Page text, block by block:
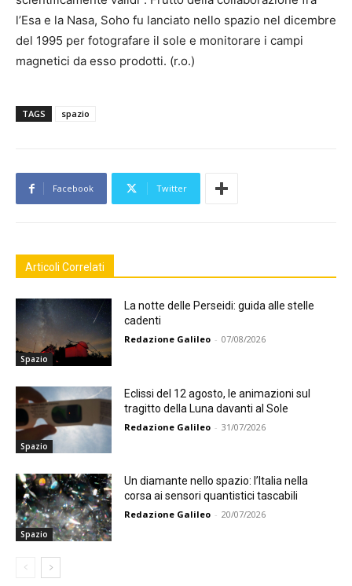
l’Esa e la Nasa, Soho fu lanciato nello spazio nel dicembre
del 1995 per fotografare il sole e monitorare i campi
magnetici da esso prodotti. (r.o.)
TAGS spazio
Facebook Twitter
Articoli Correlati
Spazio
La notte delle Perseidi: guida alle stelle
cadenti
Redazione Galileo - 07/08/2026
Spazio
Eclissi del 12 agosto, le animazioni sul
tragitto della Luna davanti al Sole
Redazione Galileo - 31/07/2026
Spazio
Un diamante nello spazio: l’Italia nella
corsa ai sensori quantistici tascabili
Redazione Galileo - 20/07/2026